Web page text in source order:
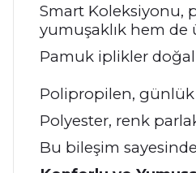
Smart Koleksiyonu,
yumuşaklık hem de
Pamuk iplikler doğal
Polipropilen, günlük
Polyester, renk
Bu bileşim